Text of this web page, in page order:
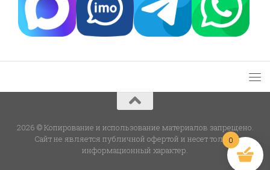
2026 © Копирование и использование материалов запрещено.
Сайт не является публичной офертой и несет только
информационный характер.
0